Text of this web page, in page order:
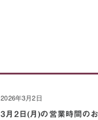
2026年3月2日
3月2日(月)の営業時間の